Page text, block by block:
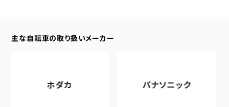
主な自転車の取り扱いメーカー
ホダカ パナソニック